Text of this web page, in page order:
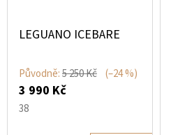
LEGUANO ICEBARE
Původně:5 250 Kč (–24 %)
3 990 Kč
38